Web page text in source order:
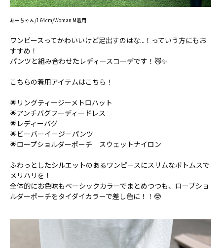
あーちゃん/164cm/Woman M着用
ワンピースってかわいいけど足出すのはな...！っていう方にもお
すすめ！
パンツと組み合わせたレディースコーデです！😼✨
こちらの着用アイテムはこちら！
🌟リングティージーメトロハット
🌟アンチバグフーディードレス
🌟レディーバグ
🌟ビーバーイージーパンツ
🌟ロープショルダーポーチ スウェットナイロン
ふわっとしたシルエットのあるワンピースにスリムなボトムスで
メリハリを！
全体的にお色味もベーシックカラーでまとめつつも、ロープショ
ルダーポーチをタイダイカラーで差し色に！！🤓